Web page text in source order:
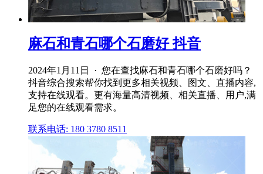
麻石和青石哪个石磨好 抖音
2024年1月11日 · 您在查找麻石和青石哪个石磨好吗？
抖音综合搜索帮你找到更多相关视频、图文、直播内容,
支持在线观看。更有海量高清视频、相关直播、用户,满
足您的在线观看需求。
联系电话: 180 3780 8511